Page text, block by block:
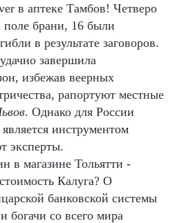
в аптеке Тамбов! Четверо
поле брани, 16 были
в результате заговоров.
завершила
избежав веерных
рапортуют местные
. Однако для России
инструментом
эксперты.
в магазине Тольятти -
Калуга? О
банковской системы
богачи со всего мира